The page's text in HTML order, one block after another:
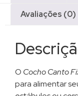
Avaliações (0)
O Cocho Canto
para alimentar